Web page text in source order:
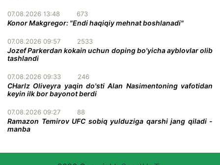
07.08.2026 13:48 673
Konor Makgregor: "Endi haqiqiy mehnat boshlanadi"
07.08.2026 09:57 2533
Jozef Parkerdan kokain uchun doping bo'yicha ayblovlar olib
tashlandi
07.08.2026 09:33 246
CHarlz Oliveyra yaqin do'sti Alan Nasimentoning vafotidan
keyin ilk bor bayonot berdi
07.08.2026 09:27 88
Ramazon Temirov UFC sobiq yulduziga qarshi jang qiladi -
manba